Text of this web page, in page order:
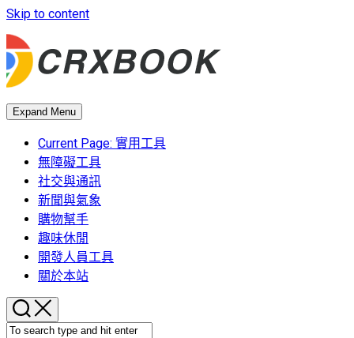
Skip to content
Expand Menu
Current Page: 實用工具
無障礙工具
社交與通訊
新聞與氣象
購物幫手
趣味休閒
開發人員工具
關於本站